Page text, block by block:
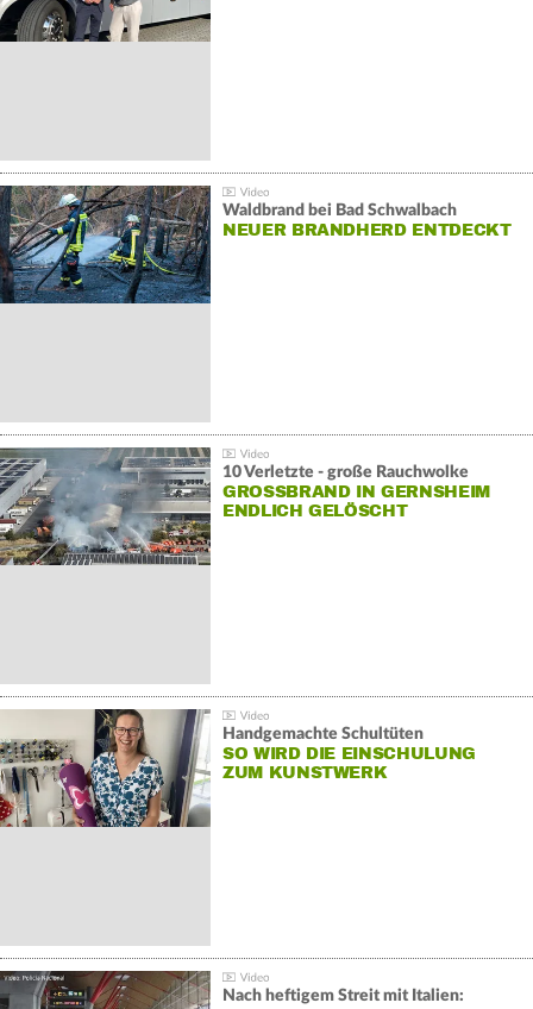
Waldbrand bei Bad Schwalbach
NEUER BRANDHERD ENTDECKT
10 Verletzte - große Rauchwolke
GROSSBRAND IN GERNSHEIM E
NDLICH GELÖSCHT
Handgemachte Schultüten
SO WIRD DIE EINSCHULUNG
ZUM KUNSTWERK
Nach heftigem Streit mit Italien: